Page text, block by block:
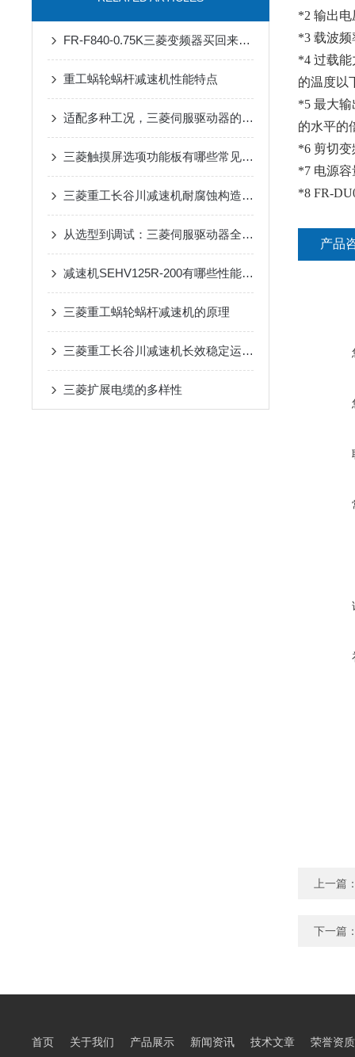
FR-F840-0.75K三菱变频器买回来第一步该做什么？开箱验收与上电检查清单
重工蜗轮蜗杆减速机性能特点
适配多种工况，三菱伺服驱动器的实用选择
三菱触摸屏选项功能板有哪些常见问题？
三菱重工长谷川减速机耐腐蚀构造在户外工业设备传动中的适配优势
从选型到调试：三菱伺服驱动器全流程应用指南，新手也能快速上手
减速机SEHV125R-200有哪些性能参数和特点呢？
三菱重工蜗轮蜗杆减速机的原理
三菱重工长谷川减速机长效稳定运行在自动化输送设备中的应用
三菱扩展电缆的多样性
*2 输出
*3 载波
*4 过载
的温度以
*5 最大
的水平的
*6 剪切变
*7 电源
*8 FR-
产品
上一篇
下一篇
首页 关于我们 产品展示 新闻资讯 技术文章 荣誉资质